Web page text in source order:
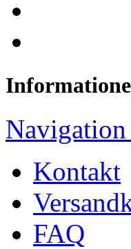
Navigation
Kontakt
FAQ